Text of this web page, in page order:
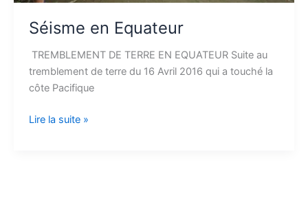
Séisme en Equateur
TREMBLEMENT DE TERRE EN EQUATEUR Suite au
tremblement de terre du 16 Avril 2016 qui a touché la
côte Pacifique
Lire la suite »